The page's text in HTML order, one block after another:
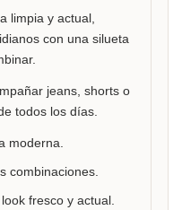
limpia y actual,
con una silueta
jeans, shorts o
todos los días.
moderna.
combinaciones.
fresco y actual.